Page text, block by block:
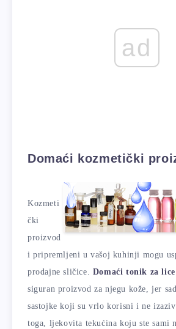
ad
Domaći kozmetički
Kozmeti
čki
proizvod
i pripremljeni u vašoj kuhinji mogu
prodajne sličice. Domaći tonik za
siguran proizvod za njegu kože, jer
sastojke koji su vrlo korisni i ne
toga, ljekovita tekućina koju ste sami